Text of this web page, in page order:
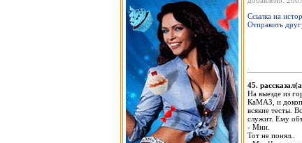
Ссылка на
Отправить
45.
На выезде из
КаМАЗ, и
всякие тесты.
служит. Ему
- Мни.
Тот не понял..